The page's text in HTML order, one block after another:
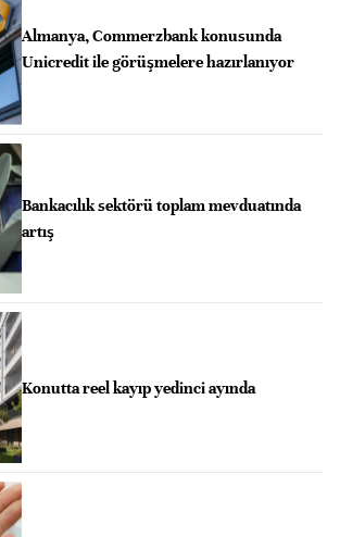
Almanya, Commerzbank konusunda
Unicredit ile görüşmelere hazırlanıyor
Bankacılık sektörü toplam mevduatında
artış
Konutta reel kayıp yedinci ayında